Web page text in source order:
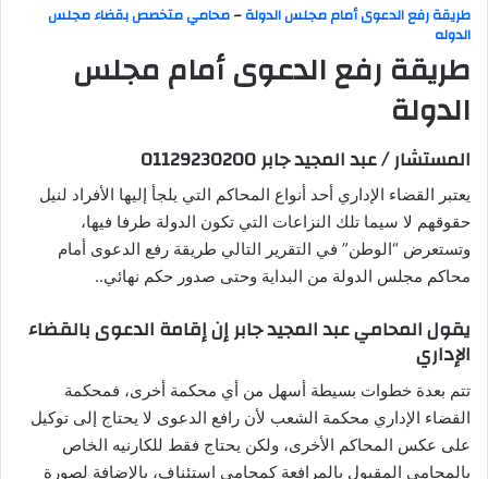
طريقة رفع الدعوى أمام مجلس الدولة–محامي متخصص بقضاء مجلس
الدوله
طريقة رفع الدعوى أمام مجلس
الدولة
المستشار / عبد المجيد جابر 01129230200
يعتبر القضاء الإداري أحد أنواع المحاكم التي يلجأ إليها الأفراد لنيل
حقوقهم لا سيما تلك النزاعات التي تكون الدولة طرفا فيها،
وتستعرض “الوطن” في التقرير التالي طريقة رفع الدعوى أمام
محاكم مجلس الدولة من البداية وحتى صدور حكم نهائي..
يقول المحامي عبد المجيد جابر إن إقامة الدعوى بالقضاء
الإداري
تتم بعدة خطوات بسيطة أسهل من أي محكمة أخرى، فمحكمة
القضاء الإداري محكمة الشعب لأن رافع الدعوى لا يحتاج إلى توكيل
على عكس المحاكم الأخرى، ولكن يحتاج فقط للكارنيه الخاص
بالمحامي المقبول بالمرافعة كمحامي استئناف، بالإضافة لصورة